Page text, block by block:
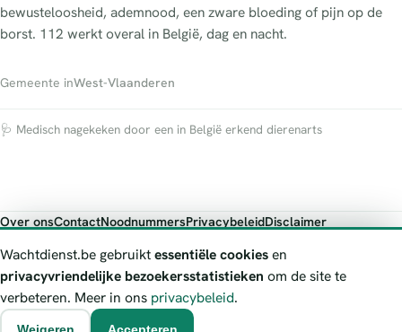
bewusteloosheid, ademnood, een zware bloeding of pijn op de
borst. 112 werkt overal in België, dag en nacht.
Gemeente inWest-Vlaanderen
🩺 Medisch nagekeken door een in België erkend dierenarts
Over onsContactNoodnummersPrivacybeleidDisclaimer
Wachtdienst.be toont publieke wachtdienst-informatie ter oriëntatie.
Bij levensgevaar bel je altijd 112. Controleer altijd de actuele
wachtregeling bij de vermelde officiële bron.
Wachtdienst.be gebruiktessentiële cookiesen
privacyvriendelijke bezoekersstatistieken om de site te
verbeteren. Meer in ons privacybeleid.
Weigeren Accepteren